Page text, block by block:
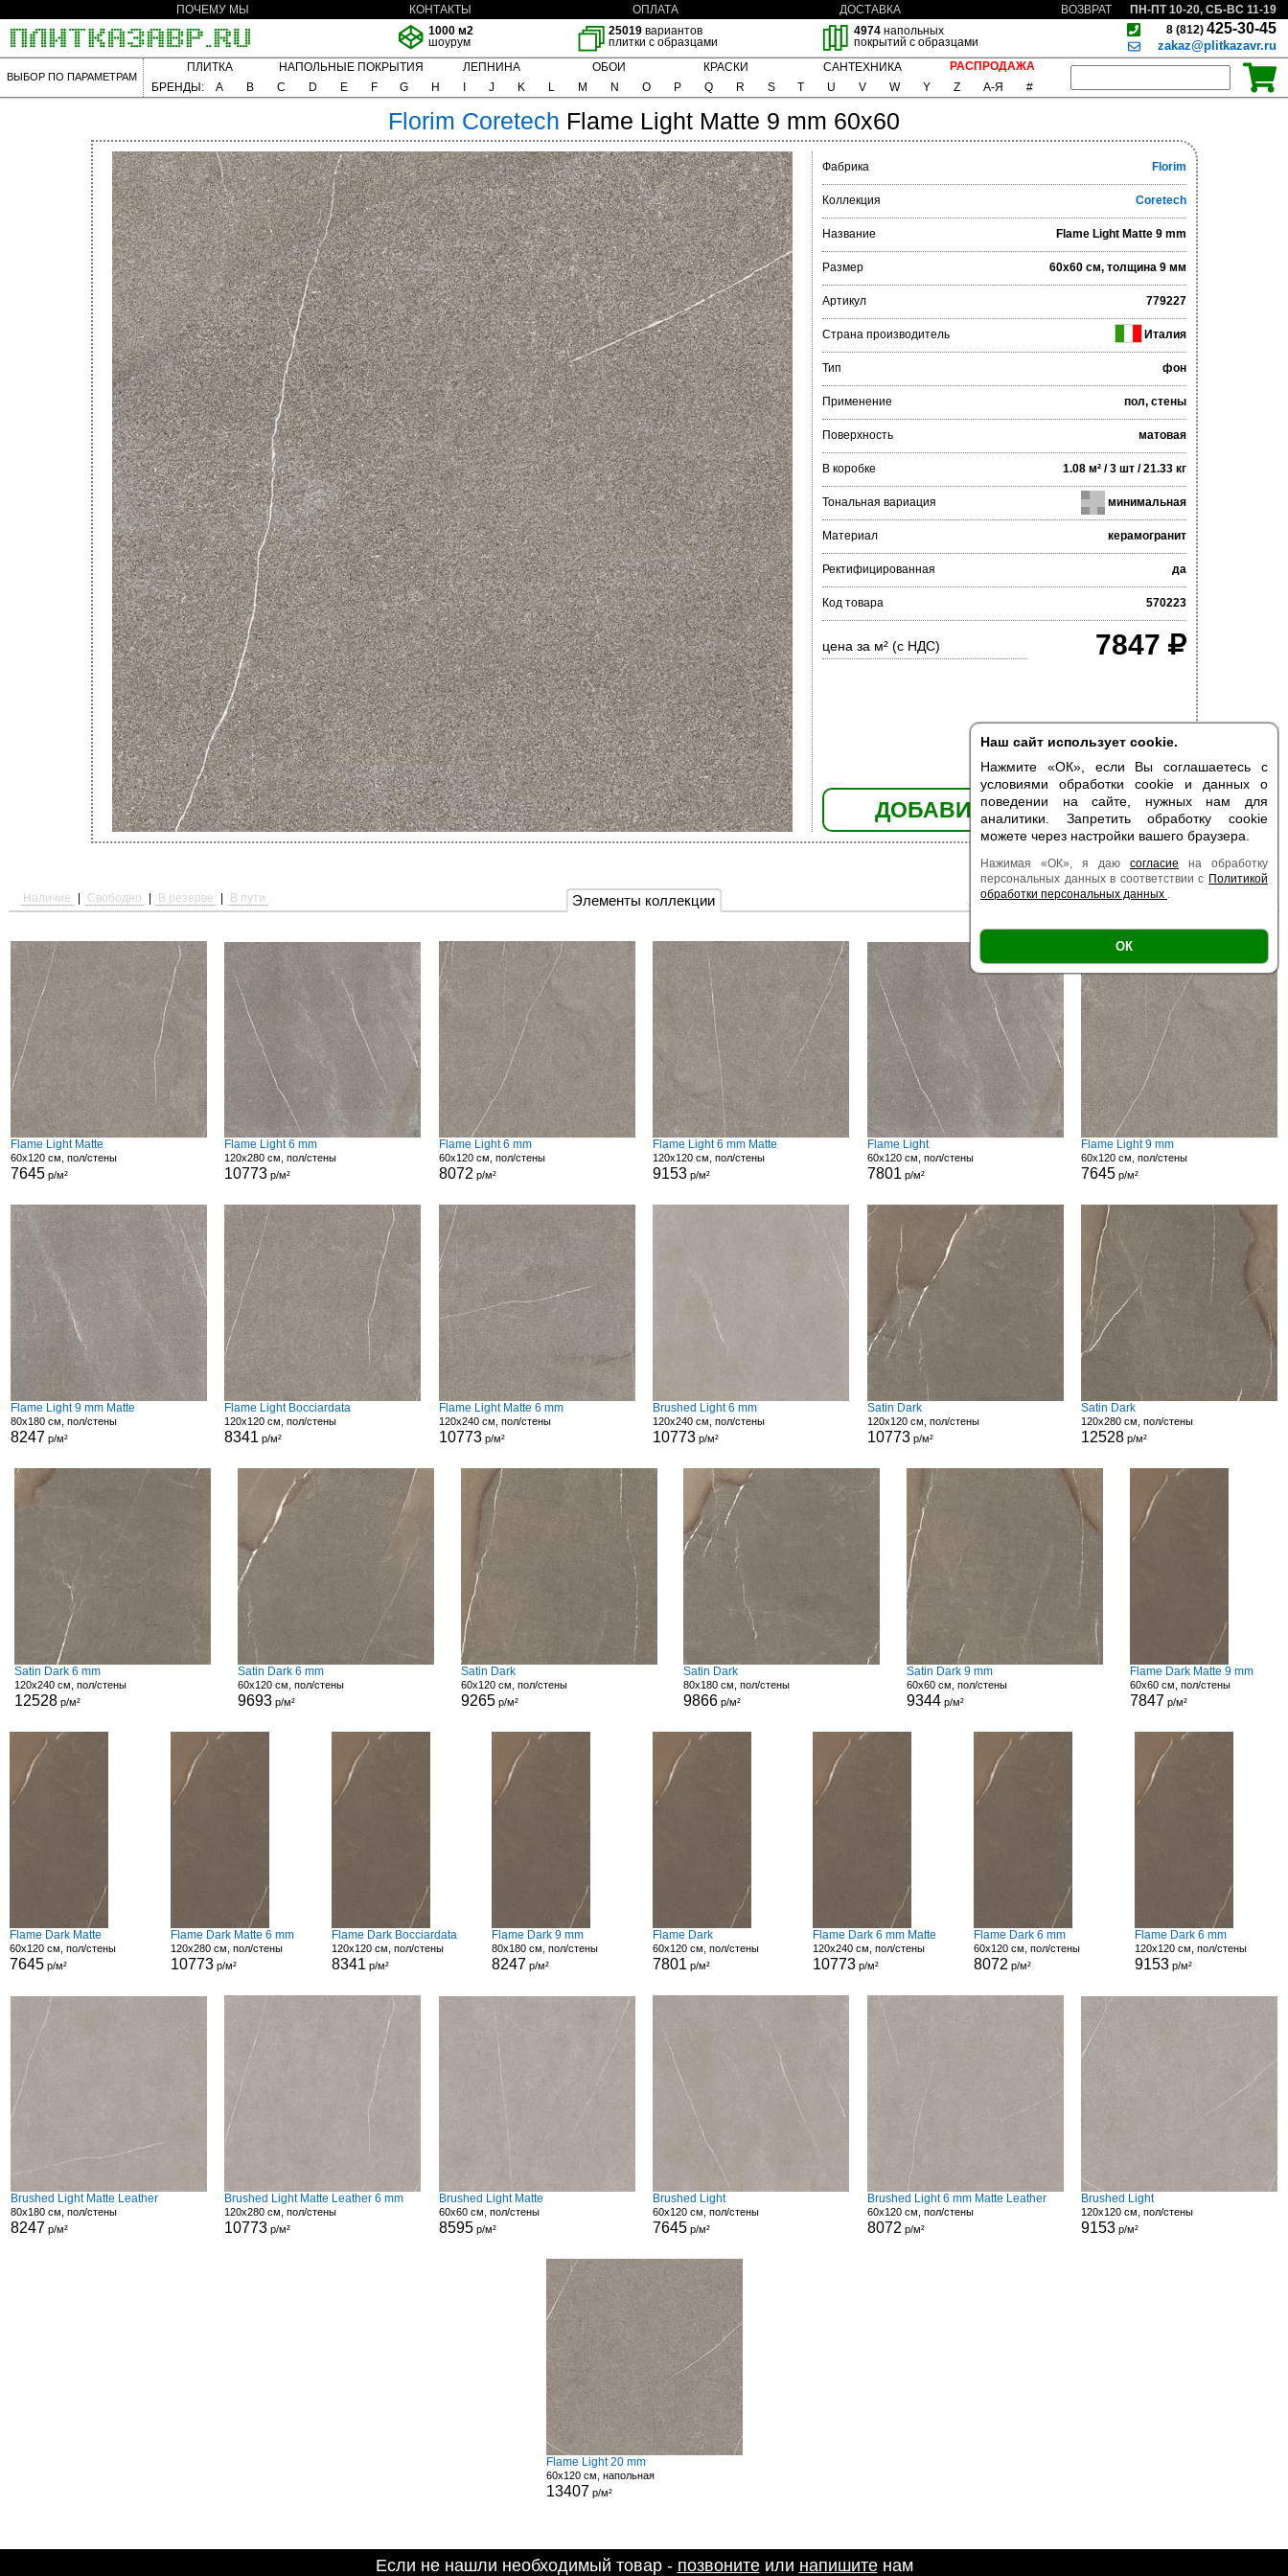
Наш сайт использует cookie.
Нажмите «ОК», если Вы соглашаетесь с
условиями обработки cookie и данных о
поведении на сайте, нужных нам для
аналитики. Запретить обработку cookie
можете через настройки вашего браузера.
Нажимая «ОК», я даю согласие на обработку
персональных данных в соответствии с Политикой
обработки персональных данных .
ОК
ПОЧЕМУ МЫ КОНТАКТЫ ОПЛАТА ДОСТАВКА ВОЗВРАТ
ПН-ПТ 10-20, СБ-ВС 11-19
1000 м2
шоурум
25019 вариантов
плитки с образцами
4974напольных
покрытий с образцами
8 (812) 425-30-45
zakaz@plitkazavr.ru
ВЫБОР ПО ПАРАМЕТРАМ
ПЛИТКА НАПОЛЬНЫЕ ПОКРЫТИЯ ЛЕПНИНА ОБОИ КРАСКИ САНТЕХНИКА
РАСПРОДАЖА
БРЕНДЫ:
A B C D E F G H J K L M N O P Q R S T U V W Y Z А-Я #
Florim Coretech Flame Light Matte 9 mm 60x60
Фабрика Florim
Коллекция Coretech
Название Flame Light Matte 9 mm
Размер 60x60 см, толщина 9 мм
Артикул 779227
Страна производитель Италия
Тип фон
Применение пол, стены
Поверхность матовая
В коробке 1.08 м² / 3 шт / 21.33 кг
Тональная вариация минимальная
Материал керамогранит
Ректифицированная да
Код товара 570223
цена за м² (с НДС) 7847
ДОБАВИТЬ В КОРЗИНУ
Элементы коллекции
Наличие Свободно В резерве В пути Есть образец | Поверхность |
Flame Light Matte
60x120 см, пол/стены
7645р/м²
Flame Light 6 mm
120x280 см, пол/стены
10773 р/м²
Flame Light 6 mm
60x120 см, пол/стены
8072 р/м²
Flame Light 6 mm Matte
120x120 см, пол/стены
9153 р/м²
Flame Light
60x120 см, пол/стены
7801 р/м²
Flame Light 9 mm
60x120 см, пол/стены
7645 р/м²
Flame Light 9 mm Matte
80x180 см, пол/стены
8247 р/м²
Flame Light Bocciardata
120x120 см, пол/стены
8341 р/м²
Flame Light Matte 6 mm
120x240 см, пол/стены
10773р/м²
Brushed Light 6 mm
120x240 см, пол/стены
10773 р/м²
Satin Dark
120x120 см, пол/стены
10773р/м²
Satin Dark
120x280 см, пол/стены
12528 р/м²
Satin Dark 6 mm
120x240 см, пол/стены
12528 р/м²
Satin Dark 6 mm
60x120 см, пол/стены
9693р/м²
Satin Dark
60x120 см, пол/стены
9265р/м²
Satin Dark
80x180 см, пол/стены
9866 р/м²
Satin Dark 9 mm
60x60 см, пол/стены
9344р/м²
Flame Dark Matte 9 mm
60x60 см, пол/стены
7847 р/м²
Flame Dark Matte
60x120 см, пол/стены
7645 р/м²
Flame Dark Matte 6 mm
120x280 см, пол/стены
10773р/м²
Flame Dark Bocciardata
120x120 см, пол/стены
8341 р/м²
Flame Dark 9 mm
80x180 см, пол/стены
8247 р/м²
Flame Dark
60x120 см, пол/стены
7801 р/м²
Flame Dark 6 mm Matte
120x240 см, пол/стены
10773 р/м²
Flame Dark 6 mm
60x120 см, пол/стены
8072 р/м²
Flame Dark 6 mm
120x120 см, пол/стены
9153р/м²
Brushed Light Matte Leather
80x180 см, пол/стены
8247 р/м²
Brushed Light Matte Leather 6 mm
120x280 см, пол/стены
10773 р/м²
Brushed Light Matte
60x60 см, пол/стены
8595р/м²
Brushed Light
60x120 см, пол/стены
7645 р/м²
Brushed Light 6 mm Matte Leather
60x120 см, пол/стены
8072 р/м²
Brushed Light
120x120 см, пол/стены
9153 р/м²
Flame Light 20 mm
60x120 см, напольная
13407 р/м²
Если не нашли необходимый товар - позвонитеили напишитенам